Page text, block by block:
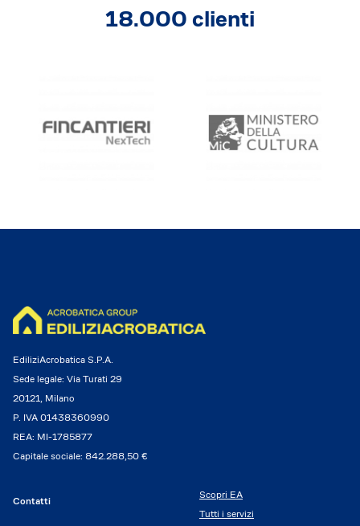
18.000 clienti
EdiliziAcrobatica S.P.A.
Sede legale: Via Turati 29
20121, Milano
P. IVA 01438360990
REA: MI-1785877
Capitale sociale: 842.288,50 €
Contatti
Scopri EA
Tutti i servizi